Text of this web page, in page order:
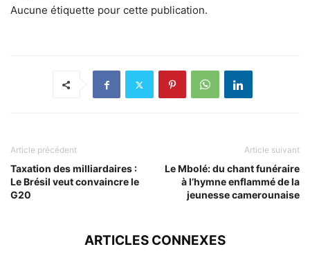
Aucune étiquette pour cette publication.
Article précédent
Taxation des milliardaires :
Le Brésil veut convaincre le
G20
Article suivant
Le Mbolé: du chant funéraire
à l’hymne enflammé de la
jeunesse camerounaise
ARTICLES CONNEXES